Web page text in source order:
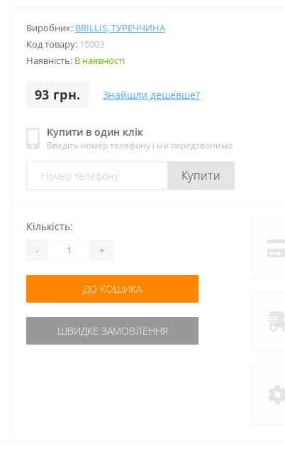
Виробник: BRILLIS, ТУРЕЧЧИНА
Код товару: 15003
Наявність: В наявності
93 грн. Знайшли дешевше?
Купити в один клік
Введіть номер телефону і ми передзвонимо
Купити
Кількість:
- +
ДО КОШИКА
ШВИДКЕ ЗАМОВЛЕННЯ